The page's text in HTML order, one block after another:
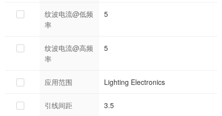
纹波电流@低频
率
5
纹波电流@高频
率
5
应用范围 Lighting Electronics
引线间距 3.5